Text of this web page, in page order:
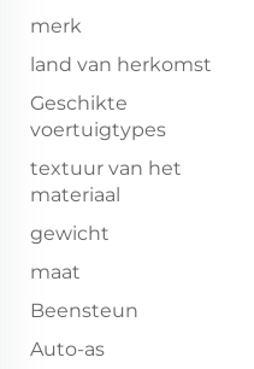
merk
land van herkomst
Geschikte
voertuigtypes
textuur van het
materiaal
gewicht
maat
Beensteun
Auto-as